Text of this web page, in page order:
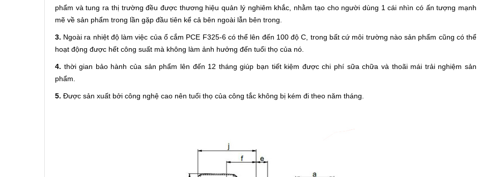
phẩm và tung ra thị trường đều được thương hiệu quản lý nghiêm khắc, nhằm tạo cho người dùng 1 cái nhìn có ấn tượng mạnh
mẽ về sản phẩm trong lần gặp đầu tiên kể cả bên ngoài lẫn bên trong.
3. Ngoài ra nhiệt độ làm việc của ổ cắm PCE F325-6 có thể lên đến 100 độ C, trong bất cứ môi trường nào sản phẩm cũng có thể
hoạt động được hết công suất mà không làm ảnh hưởng đến tuổi thọ của nó.
4. thời gian bảo hành của sản phẩm lên đến 12 tháng giúp bạn tiết kiệm được chi phí sữa chữa và thoãi mái trải nghiệm sản
phẩm.
5. Được sản xuất bởi công nghệ cao nên tuổi thọ của công tắc không bị kém đi theo năm tháng.